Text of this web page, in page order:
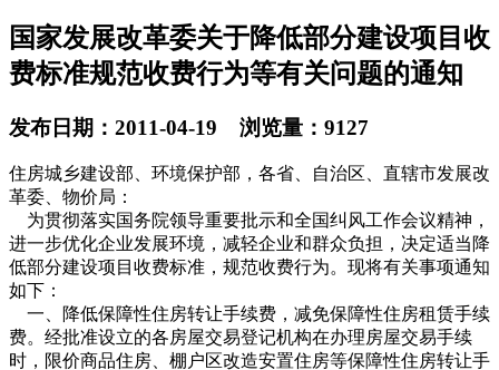
国家发展改革委关于降低部分建设项目收
费标准规范收费行为等有关问题的通知
发布日期：2011-04-19 浏览量：9127
住房城乡建设部、环境保护部，各省、自治区、直辖市发展改
革委、物价局：
为贯彻落实国务院领导重要批示和全国纠风工作会议精神，
进一步优化企业发展环境，减轻企业和群众负担，决定适当降
低部分建设项目收费标准，规范收费行为。现将有关事项通知
如下：
一、降低保障性住房转让手续费，减免保障性住房租赁手续
费。经批准设立的各房屋交易登记机构在办理房屋交易手续
时，限价商品住房、棚户区改造安置住房等保障性住房转让手